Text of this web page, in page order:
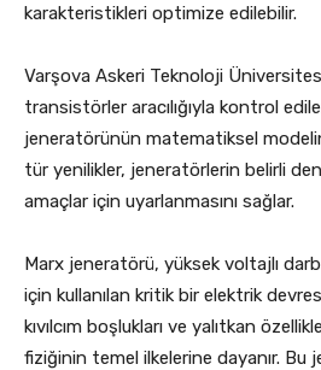
karakteristikleri optimize edilebilir.
Varşova Askeri Teknoloji
transistörler aracılığıyla kontrol
jeneratörünün matematiksel
tür yenilikler, jeneratörlerin belirli
amaçlar için uyarlanmasını sağlar.
Marx jeneratörü, yüksek voltajlı
için kullanılan kritik bir elektrik
kıvılcım boşlukları ve yalıtkan
fiziğinin temel ilkelerine dayanır. Bu